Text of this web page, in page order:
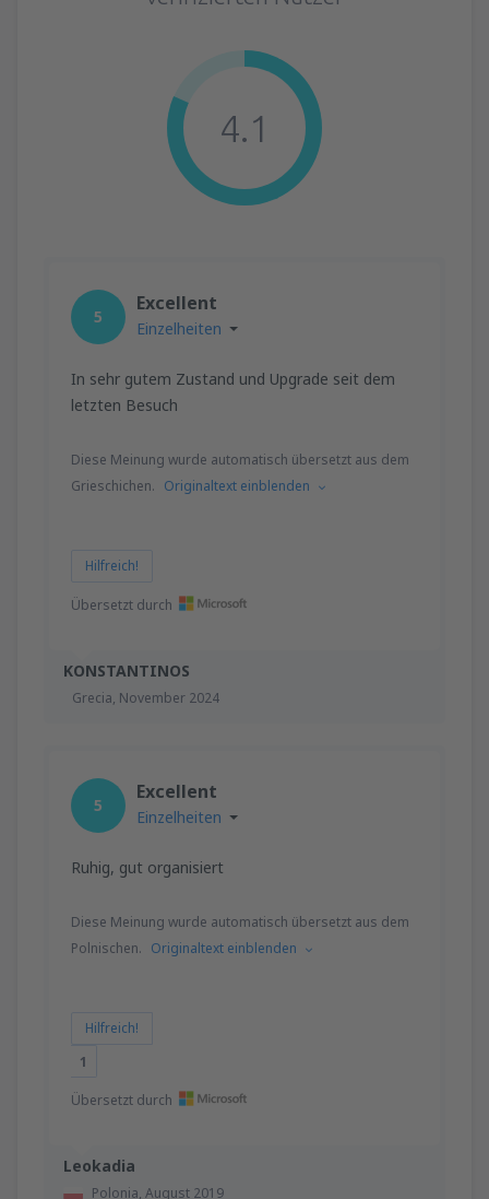
4.1
KONSTANTINOS
Grecia, November 2024
5
Excellent
Einzelheiten
In sehr gutem Zustand und Upgrade seit dem
letzten Besuch
Diese Meinung wurde automatisch übersetzt aus dem
Grieschichen. Originaltext einblenden
Hilfreich!
Übersetzt durch
Leokadia
Polonia, August 2019
5
Excellent
Einzelheiten
Ruhig, gut organisiert
Diese Meinung wurde automatisch übersetzt aus dem
Polnischen. Originaltext einblenden
Hilfreich!
1
Übersetzt durch